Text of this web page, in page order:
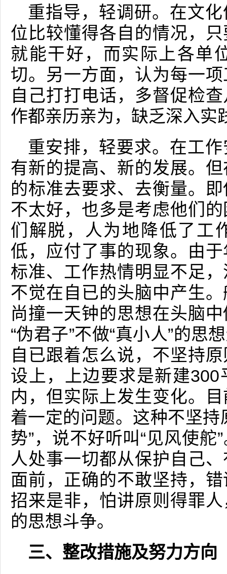
重指导，轻调研。在文
位比较懂得各自的情况，
就能干好，而实际上各单
切。另一方面，认为每一
自己打打电话，多督促检
作都亲历亲为，缺乏深入实
重安排，轻要求。在工
有新的提高、新的发展。
的标准去要求、去衡量。
不太好，也多是考虑他们
们解脱，人为地降低了工
低，应付了事的现象。由
标准、工作热情明显不足
不觉在自已的头脑中产生
尚撞一天钟的思想在头脑
“伪君子”不做“真小人”的思
自已跟着怎么说，不坚持
设上，上边要求是新建
内，但实际上发生变化。
着一定的问题。这种不坚持
势”，说不好听叫“见风使
人处事一切都从保护自己
面前，正确的不敢坚持，
招来是非，怕讲原则得罪
的思想斗争。
三、整改措施及努力方向